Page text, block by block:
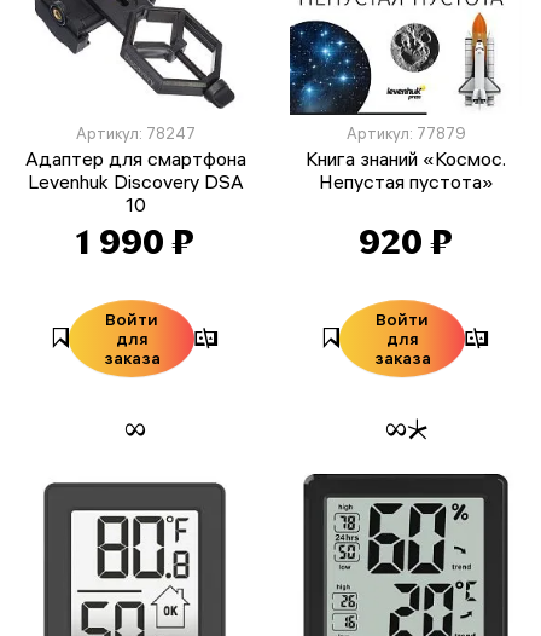
Артикул: 78247
Адаптер для смартфона
Levenhuk Discovery DSA
10
1 990 ₽
Войти
для
заказа
Артикул: 77879
Книга знаний «Космос.
Непустая пустота»
920 ₽
Войти
для
заказа